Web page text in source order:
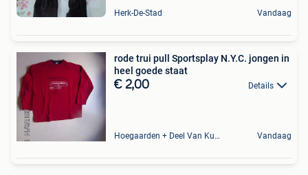
Herk-De-Stad Vandaag
rode trui pull Sportsplay N.Y.C. jongen in
heel goede staat
€ 2,00 Details
Hoegaarden + Deel Van Kumtich + Deel Van Tienen Vandaag